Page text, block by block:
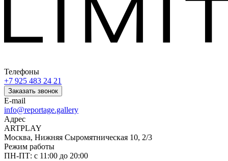
Телефоны
+7 925 483 24 21
Заказать звонок
E-mail
info@reportage.gallery
Адрес
ARTPLAY
Москва, Нижняя Сыромятническая 10, 2/3
Режим работы
ПН-ПТ: с 11:00 до 20:00